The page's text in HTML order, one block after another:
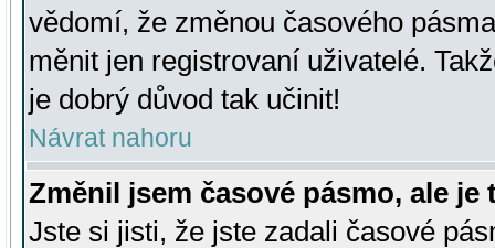
vědomí, že změnou časového
měnit jen registrovaní uživatelé.
je dobrý důvod tak učinit!
Návrat nahoru
Změnil jsem časové pásmo, ale je
Jste si jisti, že jste zadali časové